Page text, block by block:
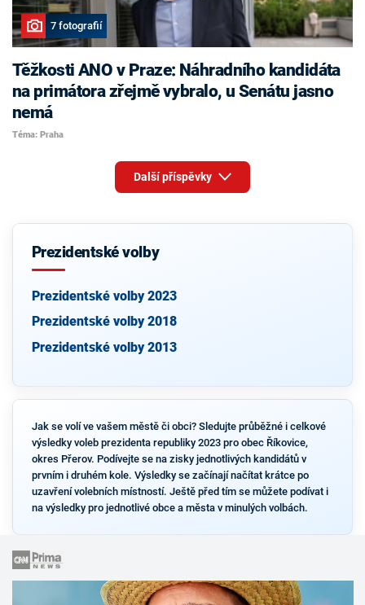
7 fotografií
Těžkosti ANO v Praze: Náhradního kandidáta
na primátora zřejmě vybralo, u Senátu jasno
nemá
Téma: Praha
Další příspěvky
Prezidentské volby
Prezidentské volby 2023
Prezidentské volby 2018
Prezidentské volby 2013
Jak se volí ve vašem městě či obci? Sledujte průběžné i celkové
výsledky voleb prezidenta republiky 2023 pro obec Říkovice,
okres Přerov. Podívejte se na zisky jednotlivých kandidátů v
prvním i druhém kole. Výsledky se začínají načítat krátce po
uzavření volebních místností. Ještě před tím se můžete podívat i
na výsledky pro jednotlivé obce a města v minulých volbách.